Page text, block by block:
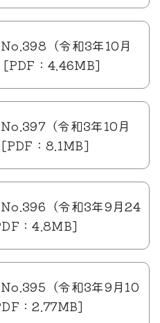
（令和3年10月
[PDF：4.46MB]
（令和3年10月
：8.1MB]
（令和3年9月24
：4.8MB]
（令和3年9月10
：2.77MB]